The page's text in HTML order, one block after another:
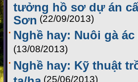
tưởng hồ sơ dự án
Sơn (22/09/2013)
Nghề hay: Nuôi gà
(13/08/2013)
Nghề hay: Kỹ thuật
tạ/ha (25/06/2013)